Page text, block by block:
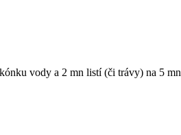
vody a 2 mn listí (či trávy) na 5 mn